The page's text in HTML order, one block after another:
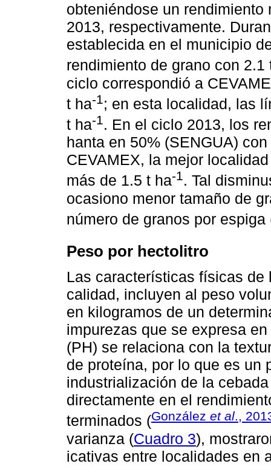
obteniéndose un rendimiento
2013, respectivamente.
establecida en el municipio
rendimiento de grano con 2.1
ciclo correspondió a
t ha-1; en esta localidad, las
t ha-1. En el ciclo 2013, los
hanta en 50% (SENGUA)
CEVAMEX, la mejor
más de 1.5 t ha-1. Tal
ocasiono menor tamaño de
número de granos por espiga
Peso por hectolitro
Las características físicas
calidad, incluyen al peso
en kilogramos de un
impurezas que se expresa
(PH) se relaciona con la
de proteína, por lo que es un
industrialización de la
directamente en el
terminados (González et al.,
varianza (Cuadro 3),
icativas entre localidades en